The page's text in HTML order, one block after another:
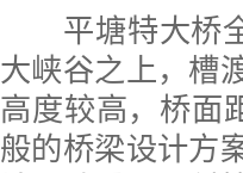
平塘特大桥全
大峡谷之上，槽
高度较高，桥面
般的桥梁设计方